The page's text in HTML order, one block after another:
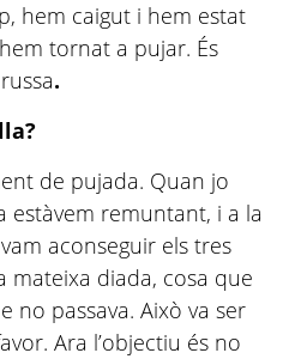
hem caigut i hem estat
tornat a pujar. És
.
de pujada. Quan jo
estàvem remuntant, i a la
aconseguir els tres
mateixa diada, cosa que
no passava. Això va ser
Ara l’objectiu és no